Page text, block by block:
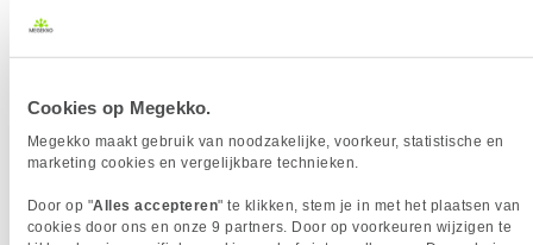
Cookies op Megekko.
Megekko maakt gebruik van noodzakelijke, voorkeur, statistische en
marketing cookies en vergelijkbare technieken.
Door op "Alles accepteren" te klikken, stem je in met het plaatsen van
cookies door ons en onze 9 partners. Door op voorkeuren wijzigen te
| alles over SSD's |